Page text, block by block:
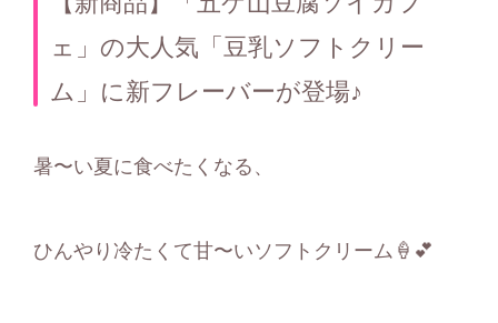
ェ」の大人気「豆乳ソフトクリー
ム」に新フレーバーが登場♪
暑〜い夏に食べたくなる、
ひんやり冷たくて甘〜いソフトクリーム🍦💕